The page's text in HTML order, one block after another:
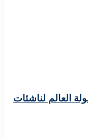
العالم لناشئات